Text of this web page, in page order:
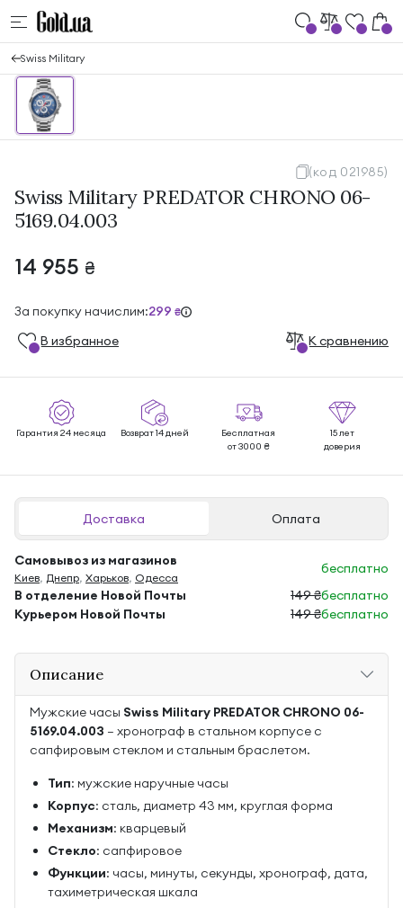
Swiss Military
(код 021985)
Swiss Military PREDATOR CHRONO 06-
5169.04.003
14 955 ₴
За покупку начислим:299 ₴
В избранноe К сравнению
Гарантия 24 месяца Возврат 14 дней
Бесплатная
от 3000 ₴
15 лет
доверия
Доставка Оплата
Самовывоз из магазинов
Киев, Днепр, Харьков, Одесса
бесплатно
В отделение Новой Почты
149 ₴бесплатно
Курьером Новой Почты
149 ₴бесплатно
Описание
Мужские часы Swiss Military PREDATOR CHRONO 06-
5169.04.003 — хронограф в стальном корпусе с
сапфировым стеклом и стальным браслетом.
Тип: мужские наручные часы
Корпус: сталь, диаметр 43 мм, круглая форма
Механизм: кварцевый
Стекло: сапфировое
Функции: часы, минуты, секунды, хронограф, дата,
тахиметрическая шкала